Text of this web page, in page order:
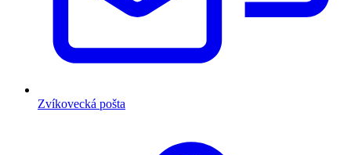
Zvíkovecká pošta